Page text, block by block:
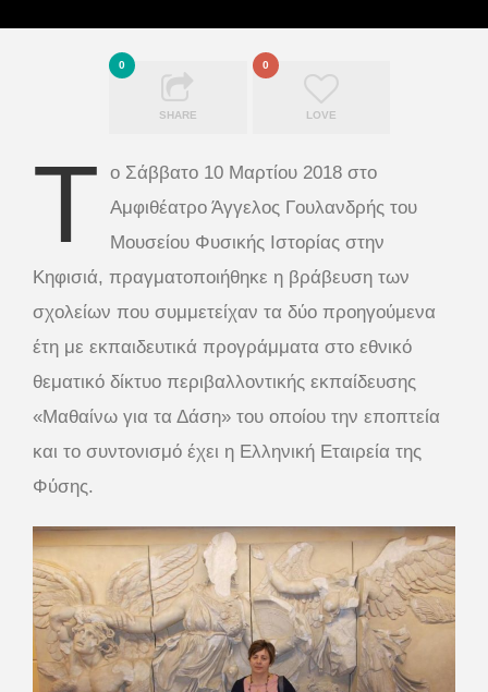
0
SHARE
0
LOVE
Τ
ο Σάββατο 10 Μαρτίου 2018 στο
Αμφιθέατρο Άγγελος Γουλανδρής του
Μουσείου Φυσικής Ιστορίας στην
Κηφισιά, πραγματοποιήθηκε η βράβευση των
σχολείων που συμμετείχαν τα δύο προηγούμενα
έτη με εκπαιδευτικά προγράμματα στο εθνικό
θεματικό δίκτυο περιβαλλοντικής εκπαίδευσης
«Μαθαίνω για τα Δάση» του οποίου την εποπτεία
και το συντονισμό έχει η Ελληνική Εταιρεία της
Φύσης.